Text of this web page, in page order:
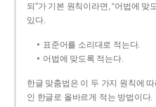
되”가 기본 원칙이라면, “어법에 맞
있다.
표준어를 소리대로 적는다.
어법에 맞도록 적는다.
한글 맞춤법은 이 두 가지 원칙에
인 한글로 올바르게 적는 방법이다.